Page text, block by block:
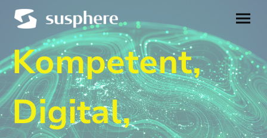
Kompetent,
Digital,